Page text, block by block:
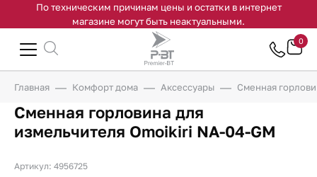
По техническим причинам цены и остатки в интернет
магазине могут быть неактуальными.
0
Главная Комфорт дома Аксессуары Cменная
Cменная горловина для
измельчителя Omoikiri NA-04-GM
Артикул: 4956725